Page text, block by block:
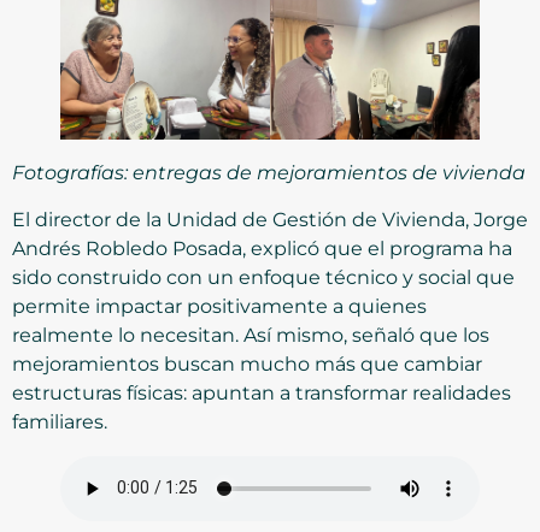
Fotografías: entregas de mejoramientos de vivienda
El director de la Unidad de Gestión de Vivienda, Jorge
Andrés Robledo Posada, explicó que el programa ha
sido construido con un enfoque técnico y social que
permite impactar positivamente a quienes
realmente lo necesitan. Así mismo, señaló que los
mejoramientos buscan mucho más que cambiar
estructuras físicas: apuntan a transformar realidades
familiares.